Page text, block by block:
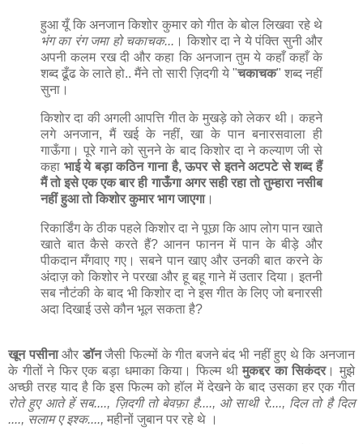
हुआ यूँ कि अनजान किशोर कुमार को गीत के बोल लिखवा रहे थे
भंग का रंग जमा हो चकाचक... । किशोर दा ने ये पंक्ति सुनी और
अपनी कलम रख दी और कहा कि अनजान तुम ये कहाँ कहाँ के
शब्द ढूँढ के लाते हो.. मैंने तो सारी ज़िदगी ये "चकाचक" शब्द नहीं
सुना।
किशोर दा की अगली आपत्ति गीत के मुखड़े को लेकर थी। कहने
लगे अनजान, मैं खई के नहीं, खा के पान बनारसवाला ही
गाऊँगा। पूरे गाने को सुनने के बाद किशोर दा ने कल्याण जी से
कहा भाई ये बड़ा कठिन गाना है, ऊपर से इतने अटपटे से शब्द हैं
मैं तो इसे एक एक बार ही गाऊँगा अगर सही रहा तो तुम्हारा नसीब
नहीं हुआ तो किशोर कुमार भाग जाएगा।
रिकार्डिंग के ठीक पहले किशोर दा ने पूछा कि आप लोग पान खाते
खाते बात कैसे करते हैं? आनन फानन में पान के बीड़े और
पीकदान मँगवाए गए। सबने पान खाए और उनकी बात करने के
अंदाज़ को किशोर ने परखा और हू बहू गाने में उतार दिया। इतनी
सब नौटंकी के बाद भी किशोर दा ने इस गीत के लिए जो बनारसी
अदा दिखाई उसे कौन भूल सकता है?
खून पसीनाऔरडॉनजैसी फिल्मों के गीत बजने बंद भी नहीं हुए थे कि अनजान
के गीतों ने फिर एक बड़ा धमाका किया। फिल्म थीमुकद्दर का सिकंदर। मुझे
अच्छी तरह याद है कि इस फिल्म को हॉल में देखने के बाद उसका हर एक गीत
रोते हुए आते हें सब...., ज़िदगी तो बेवफ़ा है...., ओ साथी रे...., दिल तो है दिल
...., सलाम ए इश्क...., महीनों जुबान पर रहे थे ।